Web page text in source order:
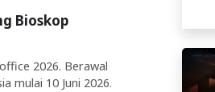
Bioskop
2026. Berawal
mulai 10 Juni 2026.